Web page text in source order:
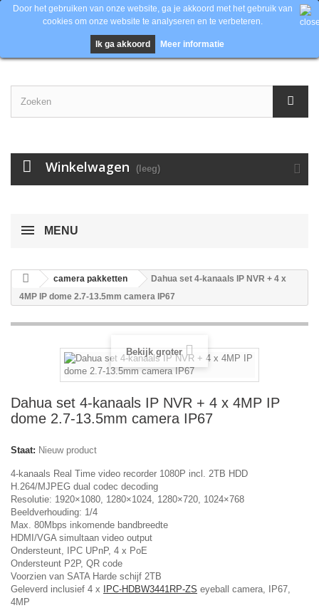
Inloggen
EUR
Contacteer ons
Winkelwagen (leeg)
Door het gebruiken van onze website, ga je akkoord met het gebruik van
cookies om onze website te analyseren en te verbeteren.
Ik ga akkoord Meer informatie
MENU
camera pakketten
Dahua set 4-kanaals IP NVR + 4 x
4MP IP dome 2.7-13.5mm camera IP67
Bekijk groter
Dahua set 4-kanaals IP NVR + 4 x 4MP IP
dome 2.7-13.5mm camera IP67
Staat: Nieuw product
4-kanaals Real Time video recorder 1080P incl. 2TB HDD
H.264/MJPEG dual codec decoding
Resolutie: 1920×1080, 1280×1024, 1280×720, 1024×768
Beeldverhouding: 1/4
Max. 80Mbps inkomende bandbreedte
HDMI/VGA simultaan video output
Ondersteunt, IPC UPnP, 4 x PoE
Ondersteunt P2P, QR code
Voorzien van SATA Harde schijf 2TB
Geleverd inclusief 4 x
IPC-HDBW3441RP-ZS eyeball camera, IP67,
4MP